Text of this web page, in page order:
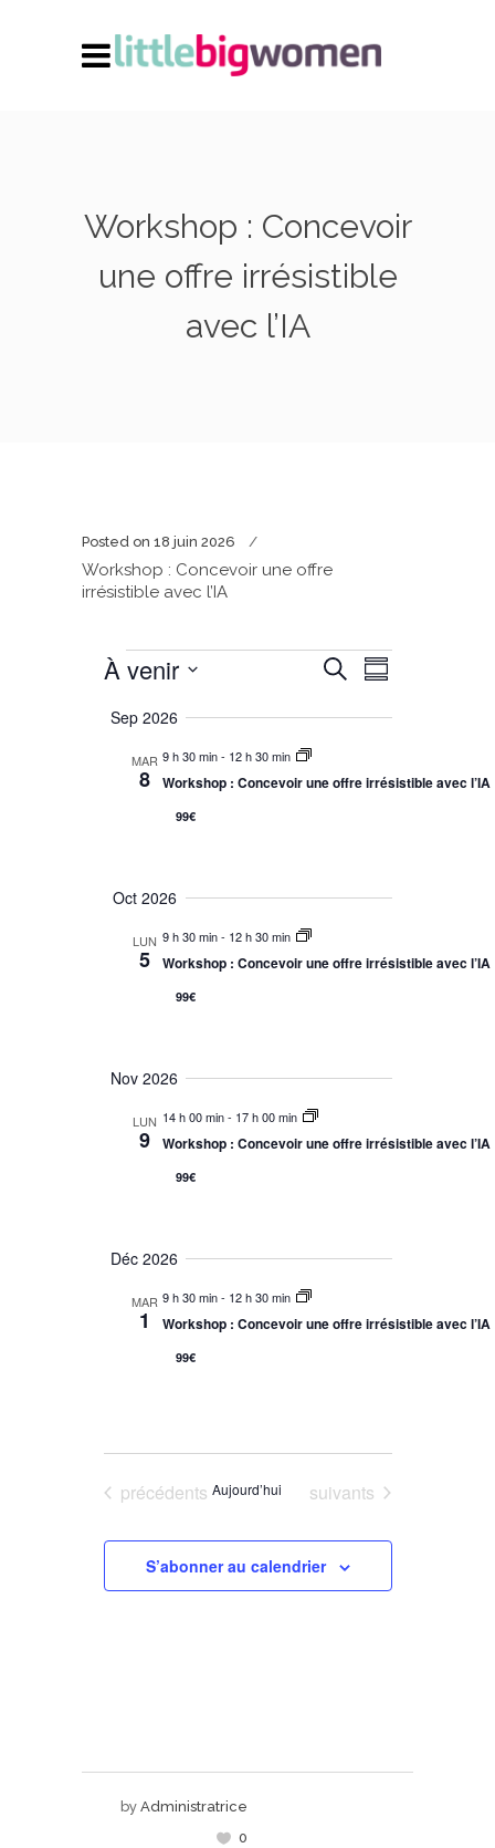
Workshop : Concevoir
une offre irrésistible
avec l’IA
Posted on 18 juin 2026
Workshop : Concevoir une offre
irrésistible avec l’IA
Évènements
Recherche
RechercheNavigation
de
Résumé
À venir
date
Sep 2026
MAR
8
9 h 30 min- 12 h 30 min
Workshop : Concevoir une offre irrésistible avec l’IA
99€
Oct 2026
LUN
5
9 h 30 min- 12 h 30 min
Workshop : Concevoir une offre irrésistible avec l’IA
99€
Nov 2026
LUN
9
14 h 00 min- 17 h 00 min
Workshop : Concevoir une offre irrésistible avec l’IA
99€
Déc 2026
MAR
1
9 h 30 min- 12 h 30 min
Workshop : Concevoir une offre irrésistible avec l’IA
99€
Évènements
précédents Aujourd’hui Évènements
suivants
S’abonner au calendrier
by Administratrice
0